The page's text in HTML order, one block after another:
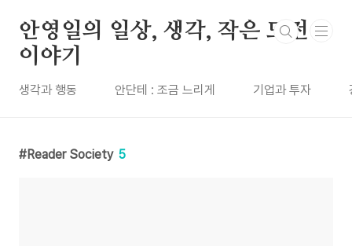
안영일의 일상, 생각, 작은 도전
이야기
생각과 행동 안단테 : 조금 느리게 기업과 투자
Reader Society 5